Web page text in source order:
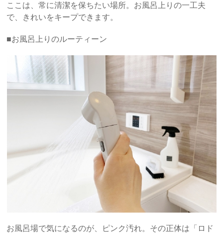
ここは、常に清潔を保ちたい場所。お風呂上りの一工夫
で、きれいをキープできます。
■お風呂上りのルーティーン
お風呂場で気になるのが、ピンク汚れ。その正体は「ロド